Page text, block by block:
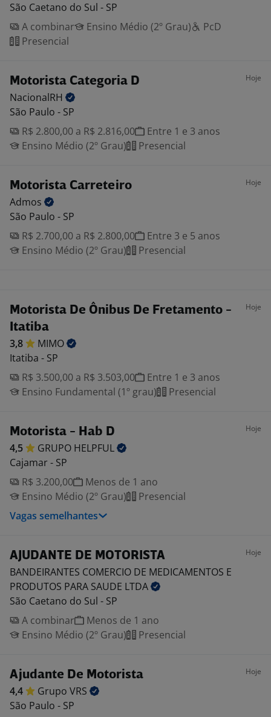
São Caetano do Sul - SP
A combinar
Ensino Médio (2º Grau)
PcD
Presencial
Motorista Categoria D Hoje
NacionalRH
São Paulo - SP
R$ 2.800,00 a R$ 2.816,00
Entre 1 e 3 anos
Ensino Médio (2º Grau)
Presencial
Motorista Carreteiro Hoje
Admos
São Paulo - SP
R$ 2.700,00 a R$ 2.800,00
Entre 3 e 5 anos
Ensino Médio (2º Grau)
Presencial
Motorista De Ônibus De Fretamento -
Itatiba
Hoje
3,8
MIMO
Itatiba - SP
R$ 3.500,00 a R$ 3.503,00
Entre 1 e 3 anos
Ensino Fundamental (1º grau)
Presencial
Motorista - Hab D Hoje
4,5 GRUPO HELPFUL
Cajamar - SP
R$ 3.200,00
Menos de 1 ano
Ensino Médio (2º Grau)
Presencial
Vagas semelhantes
AJUDANTE DE MOTORISTA Hoje
BANDEIRANTES COMERCIO DE MEDICAMENTOS E
PRODUTOS PARA SAUDE LTDA
São Caetano do Sul - SP
A combinar
Menos de 1 ano
Ensino Médio (2º Grau)
Presencial
Ajudante De Motorista Hoje
4,4 Grupo VRS
São Paulo - SP